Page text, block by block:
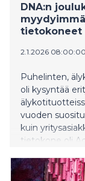
DNA:n
tietokoneet
2.1.2026
Puhelinten,
oli kysyntää
vuoden
kuin
tietokone oli